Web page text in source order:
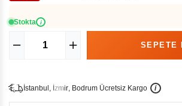
Stokta i
İstanbu , İzmir, Bodrum Ücretsiz Kargo i